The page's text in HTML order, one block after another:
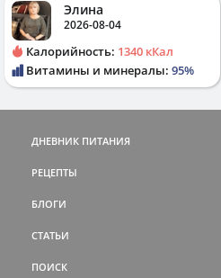
Элина
2026-08-04
Калорийность: 1340 кКал
Витамины и минералы: 95%
ДНЕВНИК ПИТАНИЯ
РЕЦЕПТЫ
БЛОГИ
СТАТЬИ
ПОИСК